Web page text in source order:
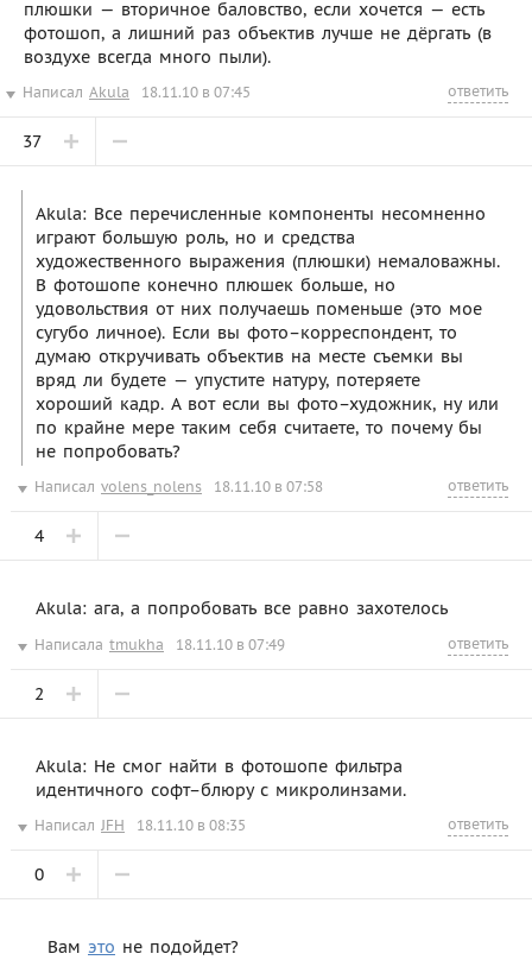
плюшки — вторичное баловство, если хочется — есть
фотошоп, а лишний раз объектив лучше не дёргать (в
воздухе всегда много пыли).
Написал Akula 18.11.10 в 07:45 ответить
37
Akula: Все перечисленные компоненты несомненно
играют большую роль, но и средства
художественного выражения (плюшки) немаловажны.
В фотошопе конечно плюшек больше, но
удовольствия от них получаешь поменьше (это мое
сугубо личное). Если вы фото–корреспондент, то
думаю откручивать объектив на месте съемки вы
вряд ли будете — упустите натуру, потеряете
хороший кадр. А вот если вы фото–художник, ну или
по крайне мере таким себя считаете, то почему бы
не попробовать?
Написал volens_nolens 18.11.10 в 07:58 ответить
4
Akula: ага, а попробовать все равно захотелось
Написала tmukha 18.11.10 в 07:49 ответить
2
Akula: Не смог найти в фотошопе фильтра
идентичного софт–блюру с микролинзами.
Написал JFH 18.11.10 в 08:35 ответить
0
Вам это не подойдет?